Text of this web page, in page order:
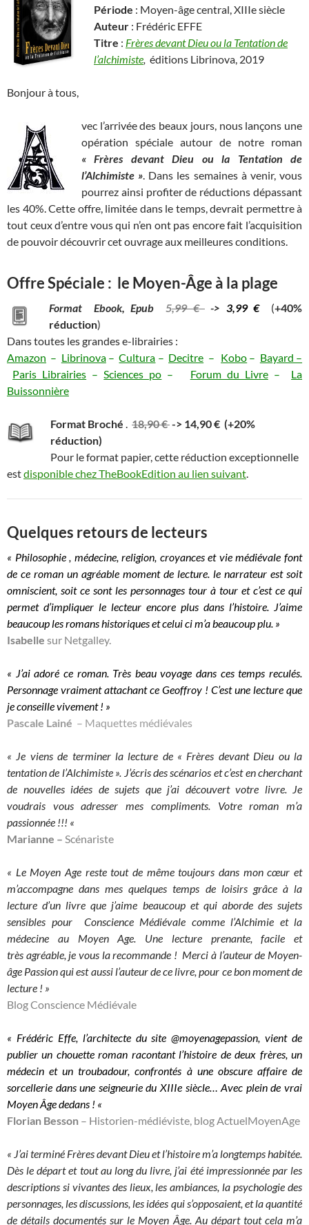
Période : Moyen-âge central, XIIIe siècle
Auteur : Frédéric EFFE
Titre : Frères devant Dieu ou la Tentation de
l’alchimiste, éditions Librinova, 2019
Bonjour à tous,
vec l’arrivée des beaux jours, nous lançons une
opération spéciale autour de notre roman
« Frères devant Dieu ou la Tentation de
l’Alchimiste ». Dans les semaines à venir, vous
pourrez ainsi profiter de réductions dépassant
les 40%. Cette offre, limitée dans le temps, devrait permettre à
tout ceux d’entre vous qui n’en ont pas encore fait l’acquisition
de pouvoir découvrir cet ouvrage aux meilleures conditions.
Offre Spéciale : le Moyen-Âge à la plage
Format Ebook, Epub5,99 € -> 3,99 € (+40%
réduction)
Dans toutes les grandes e-librairies :
Amazon – Librinova–Cultura – Decitre – Kobo – Bayard –
Paris Librairies –Sciences po – Forum du Livre– La
Buissonnière
Format Broché . 18,90 €-> 14,90 € (+20%
réduction)
Pour le format papier, cette réduction exceptionnelle
estdisponible chez TheBookEdition au lien suivant.
Quelques retours de lecteurs
« Philosophie , médecine, religion, croyances et vie médiévale font
de ce roman un agréable moment de lecture. le narrateur est soit
omniscient, soit ce sont les personnages tour à tour et c’est ce qui
permet d’impliquer le lecteur encore plus dans l’histoire. J’aime
beaucoup les romans historiques et celui ci m’a beaucoup plu. »
Isabelle sur Netgalley.
« J’ai adoré ce roman. Très beau voyage dans ces temps reculés.
Personnage vraiment attachant ce Geoffroy ! C’est une lecture que
je conseille vivement ! »
Pascale Lainé – Maquettes médiévales
« Je viens de terminer la lecture de « Frères devant Dieu ou la
tentation de l’Alchimiste ». J’écris des scénarios et c’est en cherchant
de nouvelles idées de sujets que j’ai découvert votre livre. Je
voudrais vous adresser mes compliments. Votre roman m’a
passionnée !!! «
Marianne – Scénariste
« Le Moyen Age reste tout de même toujours dans mon cœur et
m’accompagne dans mes quelques temps de loisirs grâce à la
lecture d’un livre que j’aime beaucoup et qui aborde des sujets
sensibles pour Conscience Médiévale comme l’Alchimie et la
médecine au Moyen Age. Une lecture prenante, facile et
très agréable, je vous la recommande ! Merci à l’auteur de Moyen-
âge Passion qui est aussi l’auteur de ce livre, pour ce bon moment de
lecture ! »
Blog Conscience Médiévale
« Frédéric Effe, l’architecte du site @moyenagepassion, vient de
publier un chouette roman racontant l’histoire de deux frères, un
médecin et un troubadour, confrontés à une obscure affaire de
sorcellerie dans une seigneurie du XIIIe siècle… Avec plein de vrai
Moyen Âge dedans ! «
Florian Besson – Historien-médiéviste, blog ActuelMoyenAge
« J’ai terminé Frères devant Dieu et l’histoire m’a longtemps habitée.
Dès le départ et tout au long du livre, j’ai été impressionnée par les
descriptions si vivantes des lieux, les ambiances, la psychologie des
personnages, les discussions, les idées qui s’opposaient, et la quantité
de détails documentés sur le Moyen Âge. Au départ tout cela m’a